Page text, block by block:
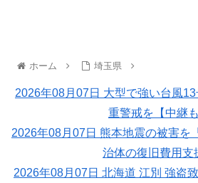
ホーム 埼玉県
2026年08月07日 大型で強い台風
重警戒を【中継も
2026年08月07日 熊本地震の被害を
治体の復旧費用支
2026年08月07日 北海道 江別 強盗